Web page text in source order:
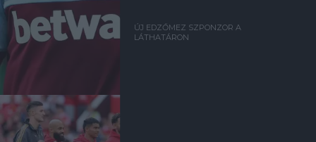
ÚJ EDZŐMEZ SZPONZOR A
LÁTHATÁRON